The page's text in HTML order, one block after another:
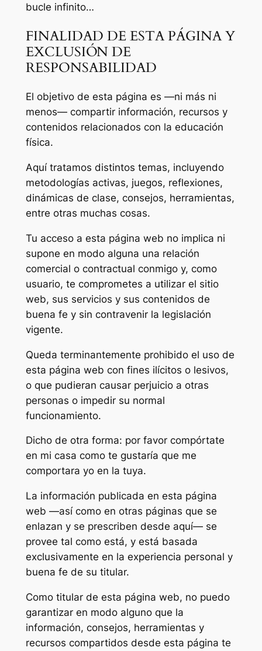
bucle infinito…
FINALIDAD DE ESTA PÁGINA Y
EXCLUSIÓN DE
RESPONSABILIDAD
El objetivo de esta página es —ni más ni
menos— compartir información, recursos y
contenidos relacionados con la educación
física.
Aquí tratamos distintos temas, incluyendo
metodologías activas, juegos, reflexiones,
dinámicas de clase, consejos, herramientas,
entre otras muchas cosas.
Tu acceso a esta página web no implica ni
supone en modo alguna una relación
comercial o contractual conmigo y, como
usuario, te comprometes a utilizar el sitio
web, sus servicios y sus contenidos de
buena fe y sin contravenir la legislación
vigente.
Queda terminantemente prohibido el uso de
esta página web con fines ilícitos o lesivos,
o que pudieran causar perjuicio a otras
personas o impedir su normal
funcionamiento.
Dicho de otra forma: por favor compórtate
en mi casa como te gustaría que me
comportara yo en la tuya.
La información publicada en esta página
web —así como en otras páginas que se
enlazan y se prescriben desde aquí— se
provee tal como está, y está basada
exclusivamente en la experiencia personal y
buena fe de su titular.
Como titular de esta página web, no puedo
garantizar en modo alguno que la
información, consejos, herramientas y
recursos compartidos desde esta página te